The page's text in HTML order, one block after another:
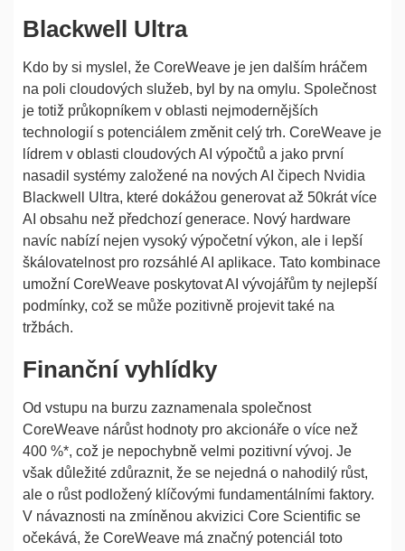
Blackwell Ultra
Kdo by si myslel, že CoreWeave je jen dalším hráčem
na poli cloudových služeb, byl by na omylu. Společnost
je totiž průkopníkem v oblasti nejmodernějších
technologií s potenciálem změnit celý trh. CoreWeave je
lídrem v oblasti cloudových AI výpočtů a jako první
nasadil systémy založené na nových AI čipech Nvidia
Blackwell Ultra, které dokážou generovat až 50krát více
AI obsahu než předchozí generace. Nový hardware
navíc nabízí nejen vysoký výpočetní výkon, ale i lepší
škálovatelnost pro rozsáhlé AI aplikace. Tato kombinace
umožní CoreWeave poskytovat AI vývojářům ty nejlepší
podmínky, což se může pozitivně projevit také na
tržbách.
Finanční vyhlídky
Od vstupu na burzu zaznamenala společnost
CoreWeave nárůst hodnoty pro akcionáře o více než
400 %*, což je nepochybně velmi pozitivní vývoj. Je
však důležité zdůraznit, že se nejedná o nahodilý růst,
ale o růst podložený klíčovými fundamentálními faktory.
V návaznosti na zmíněnou akvizici Core Scientific se
očekává, že CoreWeave má značný potenciál toto